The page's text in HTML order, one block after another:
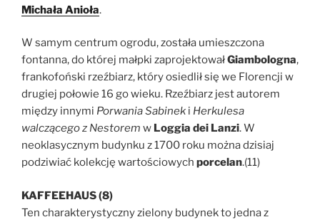
Michała Anioła.
W samym centrum ogrodu, została umieszczona
fontanna, do której małpki zaprojektowałGiambologna,
frankofoński rzeźbiarz, który osiedlił się we Florencji w
drugiej połowie 16 go wieku. Rzeźbiarz jest autorem
między innymi Porwania Sabinek i Herkulesa
walczącego z Nestorem w Loggia dei Lanzi. W
neoklasycznym budynku z 1700 roku można dzisiaj
podziwiać kolekcję wartościowych porcelan.(11)
KAFFEEHAUS (8)
Ten charakterystyczny zielony budynek to jedna z